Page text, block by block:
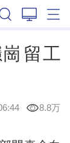
留工
8.8万